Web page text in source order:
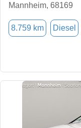
Mannheim, 68169
8.759 km Diesel